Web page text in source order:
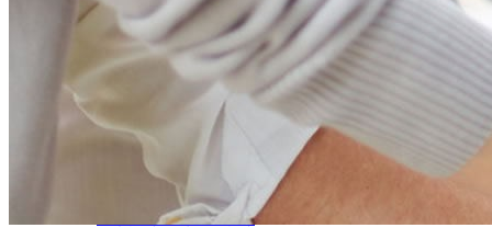
拆迁律师团队
民商律师团队
部门领域
公司商务部
民事纠纷部
涉外法律事务部
金融证券部
海事海商部
刑事诉讼部
知识产权法律业务部